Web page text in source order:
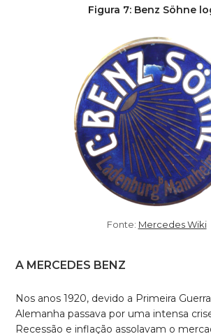
Figura 7: Benz Söhne
Fonte: Mercedes Wiki
A MERCEDES BENZ
Nos anos 1920, devido a Primeira
Alemanha passava por uma intensa
Recessão e inflação assolavam o